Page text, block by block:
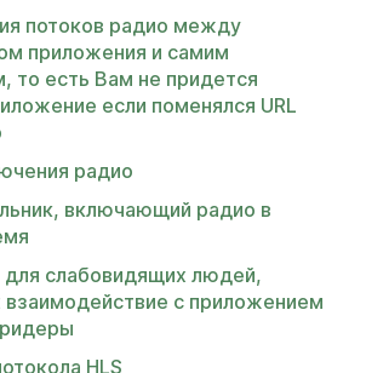
потоков радио между
приложения и самим
то есть Вам не придется
если поменялся URL
радио
включающий радио в
для слабовидящих людей,
с приложением
HLS